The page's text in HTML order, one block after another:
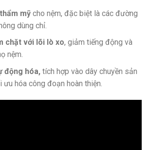
mỹcho nệm, đặc biệt là các đường
dùng chỉ.
chặt với lõi lò xo, giảm tiếng động và
nệm.
động hóa,tích hợp vào dây chuyền sản
ưu hóa công đoạn hoàn thiện.